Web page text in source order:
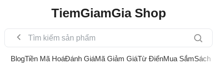
TiemGiamGia Shop
BlogTiền Mã HoáĐánh GiáMã Giảm GiáTừ ĐiểnMua SắmSách